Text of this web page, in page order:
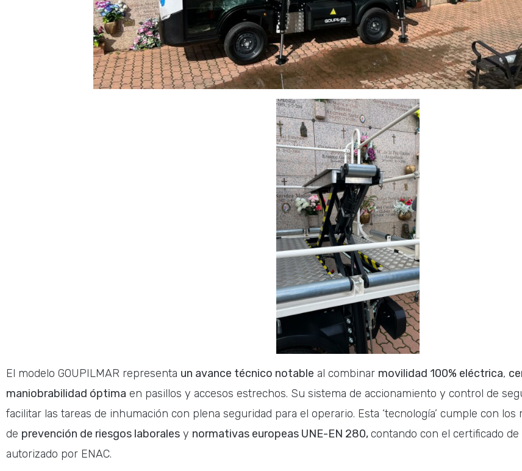
El modelo GOUPILMAR representa un avance técnico notable al combinar movilidad 100% eléctrica,
maniobrabilidad óptima en pasillos y accesos estrechos. Su sistema de accionamiento y control de
facilitar las tareas de inhumación con plena seguridad para el operario. Esta ‘tecnología’ cumple con
de prevención de riesgos laborales y normativas europeas UNE-EN 280,contando con el certificado
autorizado por ENAC.